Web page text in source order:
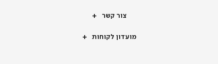
צור קשר
מועדון לקוחות